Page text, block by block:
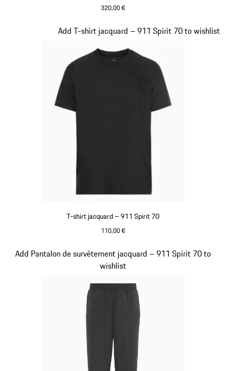
320,00 €
T-shirt jacquard – 911 Spirit 70
110,00 €
Add T-shirt jacquard – 911 Spirit 70 to wishlist
Diapositive 6 sur 8
Add Pantalon de survêtement jacquard – 911 Spirit 70 to
wishlist
Diapositive 7 sur 8